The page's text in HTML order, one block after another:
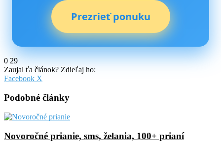
Prezrieť ponuku
0 29
Zaujal ťa článok? Zdieľaj ho:
Facebook X
Email
Podobné články
Novoročné prianie, sms, želania, 100+ prianí